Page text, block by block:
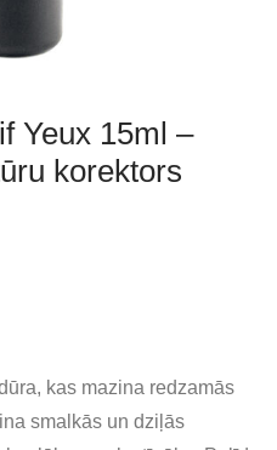
Yeux 15ml –
korektors
kas mazina redzamās
smalkās un dziļās